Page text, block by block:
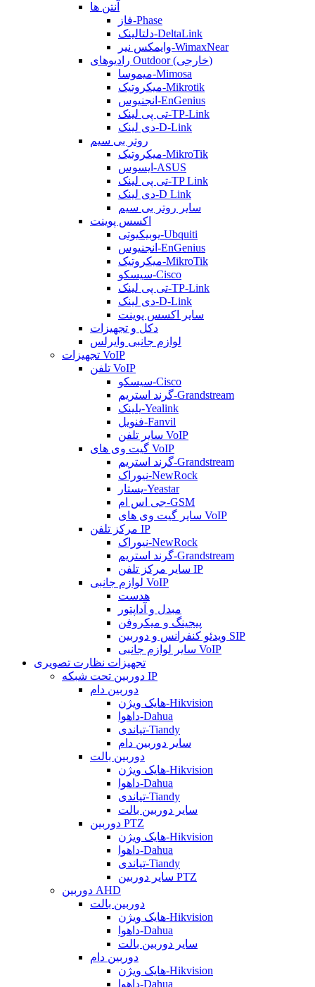
آنتن ها
فاز-Phase
دلتالینک-DeltaLink
وایمکس نیر-WimaxNear
رادیوهای Outdoor (خارجی)
میموسا-Mimosa
میکروتیک-Mikrotik
انجنیوس-EnGenius
تی پی لینک-TP-Link
دی لینک-D-Link
روتر بی سیم
میکروتیک-MikroTik
ایسوس-ASUS
تی پی لینک-TP Link
دی لینک-D Link
سایر روتر بی سیم
اکسس پوینت
یوبیکیوتی-Ubquiti
انجنیوس-EnGenius
میکروتیک-MikroTik
سیسکو-Cisco
تی پی لینک-TP-Link
دی لینک-D-Link
سایر اکسس پوینت
دکل و تجهیزات
لوازم جانبی وایرلس
تجهیزات VoIP
تلفن VoIP
سیسکو-Cisco
گرند استریم-Grandstream
یلینک-Yealink
فنویل-Fanvil
سایر تلفن VoIP
گیت وی های VoIP
گرند استریم-Grandstream
نیوراک-NewRock
یستار-Yeastar
جی اس ام-GSM
سایر گیت وی های VoIP
مرکز تلفن IP
نیوراک-NewRock
گرند استریم-Grandstream
سایر مرکز تلفن IP
لوازم جانبی VoIP
هدست
مبدل و آداپتور
پیجینگ و میکروفن
ویدئو کنفرانس و دوربین SIP
سایر لوازم جانبی VoIP
تجهیزات نظارت تصویری
دوربین تحت شبکه IP
دوربین دام
هایک ویژن-Hikvision
داهوا-Dahua
تیاندی-Tiandy
سایر دوربین دام
دوربین بالت
هایک ویژن-Hikvision
داهوا-Dahua
تیاندی-Tiandy
سایر دوربین بالت
دوربین PTZ
هایک ویژن-Hikvision
داهوا-Dahua
تیاندی-Tiandy
سایر دوربین PTZ
دوربین AHD
دوربین بالت
هایک ویژن-Hikvision
داهوا-Dahua
سایر دوربین بالت
دوربین دام
هایک ویژن-Hikvision
داهوا-Dahua